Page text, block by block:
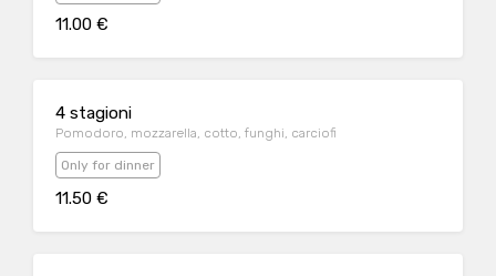
11.00 €
4 stagioni
Pomodoro, mozzarella, cotto, funghi, carciofi
Only for dinner
11.50 €